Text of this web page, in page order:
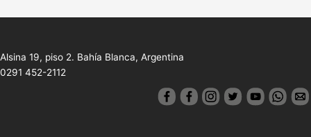
Alsina 19, piso 2. Bahía Blanca, Argentina
0291 452-2112